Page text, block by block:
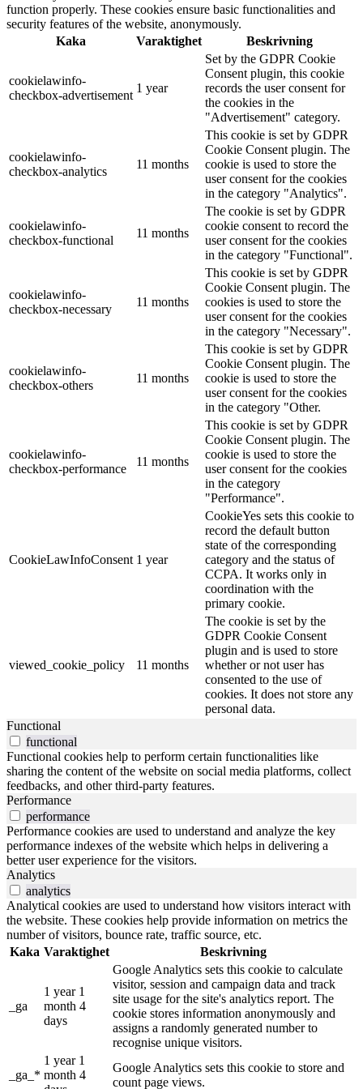
function properly. These cookies ensure basic functionalities and
security features of the website, anonymously.
Kaka
Varaktighet Beskrivning
cookielawinfo-
checkbox-advertisement
1 year
Set by the GDPR Cookie
Consent plugin, this cookie
records the user consent for
the cookies in the
"Advertisement" category.
cookielawinfo-
checkbox-analytics
11 months
This cookie is set by GDPR
Cookie Consent plugin. The
cookie is used to store the
user consent for the cookies
in the category "Analytics".
cookielawinfo-
checkbox-functional
11 months
The cookie is set by GDPR
cookie consent to record the
user consent for the cookies
in the category "Functional".
cookielawinfo-
checkbox-necessary
11 months
This cookie is set by GDPR
Cookie Consent plugin. The
cookies is used to store the
user consent for the cookies
in the category "Necessary".
cookielawinfo-
checkbox-others
11 months
This cookie is set by GDPR
Cookie Consent plugin. The
cookie is used to store the
user consent for the cookies
in the category "Other.
cookielawinfo-
checkbox-performance
11 months
This cookie is set by GDPR
Cookie Consent plugin. The
cookie is used to store the
user consent for the cookies
in the category
"Performance".
CookieLawInfoConsent 1 year
CookieYes sets this cookie to
record the default button
state of the corresponding
category and the status of
CCPA. It works only in
coordination with the
primary cookie.
viewed_cookie_policy 11 months
The cookie is set by the
GDPR Cookie Consent
plugin and is used to store
whether or not user has
consented to the use of
cookies. It does not store any
personal data.
Functional
functional
Functional cookies help to perform certain functionalities like
sharing the content of the website on social media platforms, collect
feedbacks, and other third-party features.
Performance
performance
Performance cookies are used to understand and analyze the key
performance indexes of the website which helps in delivering a
better user experience for the visitors.
Analytics
analytics
Analytical cookies are used to understand how visitors interact with
the website. These cookies help provide information on metrics the
number of visitors, bounce rate, traffic source, etc.
Kaka Varaktighet Beskrivning
_ga
1 year 1
month 4
days
Google Analytics sets this cookie to calculate
visitor, session and campaign data and track
site usage for the site's analytics report. The
cookie stores information anonymously and
assigns a randomly generated number to
recognise unique visitors.
_ga_*
1 year 1
month 4
Google Analytics sets this cookie to store and
count page views.